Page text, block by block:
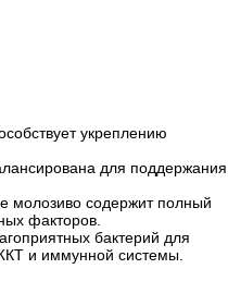
укреплению
для поддержания
молозиво содержит полный
факторов.
бактерий для
и иммунной системы.